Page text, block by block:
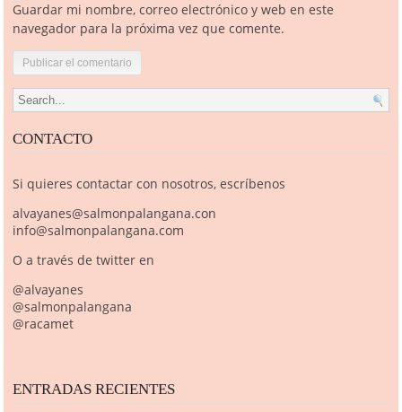
Guardar mi nombre, correo electrónico y web en este
navegador para la próxima vez que comente.
Search for:
CONTACTO
Si quieres contactar con nosotros, escríbenos
alvayanes@salmonpalangana.con
info@salmonpalangana.com
O a través de twitter en
@alvayanes
@salmonpalangana
@racamet
ENTRADAS RECIENTES